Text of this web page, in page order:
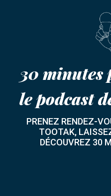
30 minutes
le podcast
PRENEZ RENDEZ-
TOOTAK,
DÉCOUVREZ 30